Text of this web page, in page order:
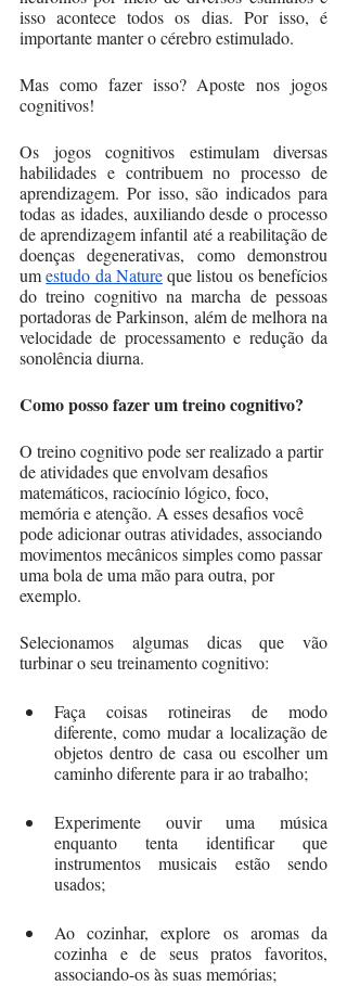
isso acontece todos os dias. Por isso, é
importante manter o cérebro estimulado.
Mas como fazer isso? Aposte nos jogos
cognitivos!
Os jogos cognitivos estimulam diversas
habilidades e contribuem no processo de
aprendizagem. Por isso, são indicados para
todas as idades, auxiliando desde o processo
de aprendizagem infantil até a reabilitação de
doenças degenerativas, como demonstrou
um estudo da Nature que listou os benefícios
do treino cognitivo na marcha de pessoas
portadoras de Parkinson, além de melhora na
velocidade de processamento e redução da
sonolência diurna.
Como posso fazer um treino cognitivo?
O treino cognitivo pode ser realizado a partir
de atividades que envolvam desafios
matemáticos, raciocínio lógico, foco,
memória e atenção. A esses desafios você
pode adicionar outras atividades, associando
movimentos mecânicos simples como passar
uma bola de uma mão para outra, por
exemplo.
Selecionamos algumas dicas que vão
turbinar o seu treinamento cognitivo:
Faça coisas rotineiras de modo
diferente, como mudar a localização de
objetos dentro de casa ou escolher um
caminho diferente para ir ao trabalho;
Experimente ouvir uma música
enquanto tenta identificar que
instrumentos musicais estão sendo
usados;
Ao cozinhar, explore os aromas da
cozinha e de seus pratos favoritos,
associando-os às suas memórias;